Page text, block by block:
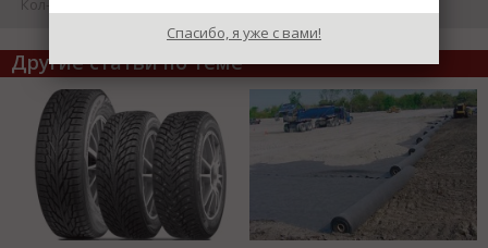
Кол-во просмотров: 17427
Другие статьи по теме
Спасибо, я уже с вами!